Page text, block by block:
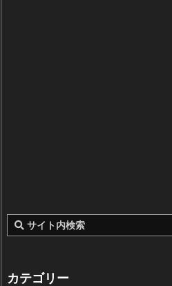
カテゴリー